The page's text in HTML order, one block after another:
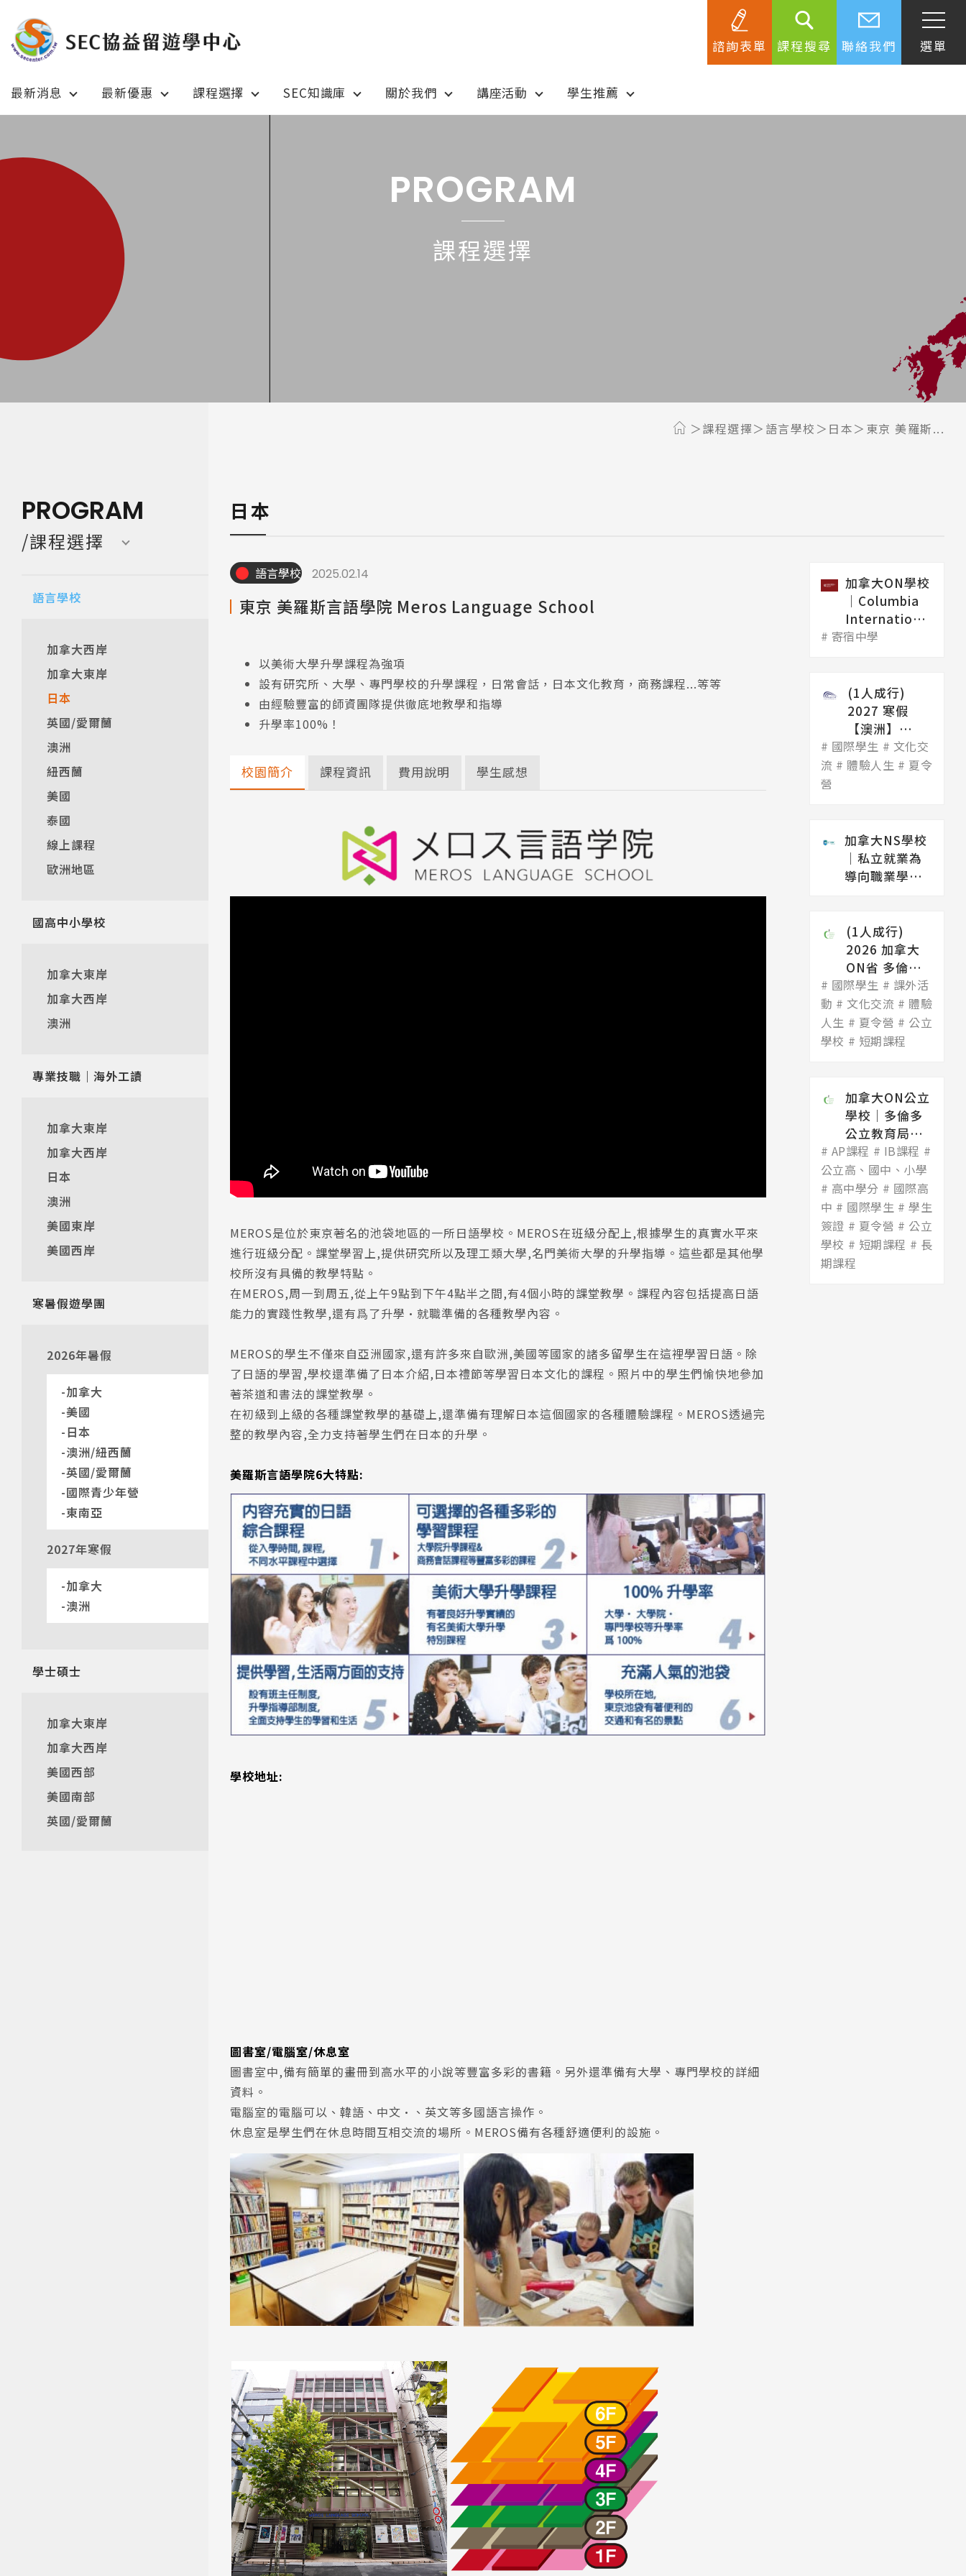
諮詢表單 課程搜尋 聯絡我們 選單
最新消息 最新優惠 課程選擇 SEC知識庫 關於我們 講座活動 學生推薦
熱門搜尋： 護理 加拿大RO 任意門 遊學團 教育學區 Pathway
Latest News
綜合訊息
加拿大 Canada
日本 Japan
澳洲 Australia
英國 UK/愛爾蘭 Ireland
美國 USA
寒暑假遊學團 Camp
最新優惠
Program
語言學校
國高中小學校
專業技職｜海外工讀
PROGRAM
課程選擇
PROGRAM
/課程選擇
語言學校
加拿大西岸
加拿大東岸
日本
英國/愛爾蘭
澳洲
紐西蘭
美國
泰國
線上課程
歐洲地區
國高中小學校
加拿大東岸
加拿大西岸
澳洲
專業技職｜海外工讀
加拿大東岸
加拿大西岸
日本
澳洲
美國東岸
美國西岸
寒暑假遊學團
2026年暑假
加拿大
美國
日本
澳洲/紐西蘭
英國/愛爾蘭
國際青少年營
東南亞
2027年寒假
加拿大
澳洲
學士碩士
加拿大東岸
加拿大西岸
美國西部
美國南部
英國/愛爾蘭
課程選擇 語言學校 日本 東京 美羅斯...
日本
語言學校 2025.02.14
東京 美羅斯言語學院 Meros Language School
以美術大學升學課程為強項
設有研究所、大學、專門學校的升學課程，日常會話，日本文化教育，商務課程...等等
由經驗豐富的師資團隊提供徹底地教學和指導
升學率100%！
校園簡介
MEROS是位於東京著名的池袋地區的一所日語學校。MEROS在班級分配上,根據學生的真實水平來
進行班級分配。課堂學習上,提供研究所以及理工類大學,名門美術大學的升學指導。這些都是其他學
校所沒有具備的教學特點。
在MEROS,周一到周五,從上午9點到下午4點半之間,有4個小時的課堂教學。課程內容包括提高日語
能力的實踐性教學,還有爲了升學•就職準備的各種教學內容。
MEROS的學生不僅來自亞洲國家,還有許多來自歐洲,美國等國家的諸多留學生在這裡學習日語。除
了日語的學習,學校還準備了日本介紹,日本禮節等學習日本文化的課程。照片中的學生們愉快地參加
著茶道和書法的課堂教學。
在初級到上級的各種課堂教學的基礎上,還準備有理解日本這個國家的各種體驗課程。MEROS透過完
整的教學內容,全力支持著學生們在日本的升學。
美羅斯言語學院6大特點:
學校地址:
圖書室/電腦室/休息室
圖書室中,備有簡單的畫冊到高水平的小說等豐富多彩的書籍。另外還準備有大學、專門學校的詳細
資料。
電腦室的電腦可以、韓語、中文•、英文等多國語言操作。
休息室是學生們在休息時間互相交流的場所。MEROS備有各種舒適便利的設施。
課程資訊 費用說明 學生感想
加拿大ON學校
│Columbia
International
College 哥...
寄宿中學
(1人成行)
2027 寒假
【澳洲】
Imagine
Education
國際學生
文化交
流
體驗人生
夏令
營
加拿大NS學校
│私立就業為
導向職業學院
(1人成行)
2026 加拿大
ON省 多倫多
公立教育局
Toronto
Dis...
國際學生
課外活
動
文化交流
體驗
人生
夏令營
公立
學校
短期課程
加拿大ON公立
學校│多倫多
公立教育局
Toronto
District
Scho...
AP課程
IB課程
公立高、國中、小學
高中學分
國際高
中
國際學生
學生
簽證
夏令營
公立
學校
短期課程
長
期課程